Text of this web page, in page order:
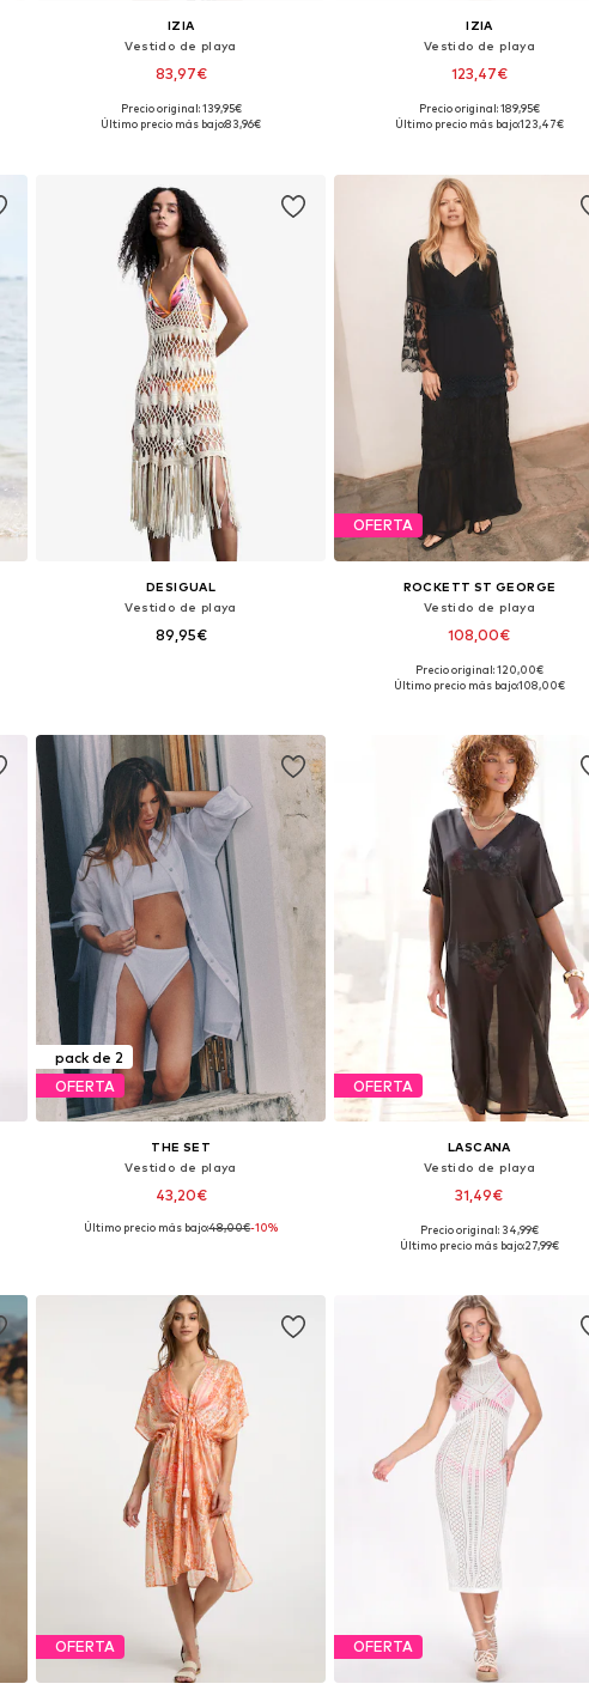
IZIA
Vestido de playa
83,97€
Tallas disponibles: 36, 38, 40
Precio original: 139,95€
Último precio más bajo:83,96€
IZIA
Vestido de playa
123,47€
+1
Tallas disponibles: 36, 38, 40, 42, 44
Precio original: 189,95€
Último precio más bajo:123,47€
DESIGUAL
Vestido de playa
89,95€
OFERTA
ROCKETT ST GEORGE
Vestido de playa
108,00€
Disponible en muchas tallas
Precio original: 120,00€
Último precio más bajo:108,00€
pack de 2
OFERTA
THE SET
Vestido de playa
43,20€
Disponible en muchas tallas
Último precio más bajo:48,00€-10%
OFERTA
LASCANA
Vestido de playa
31,49€
Tallas disponibles: 38, 40, 42, 44, 46
Precio original: 34,99€
Último precio más bajo:27,99€
OFERTA OFERTA